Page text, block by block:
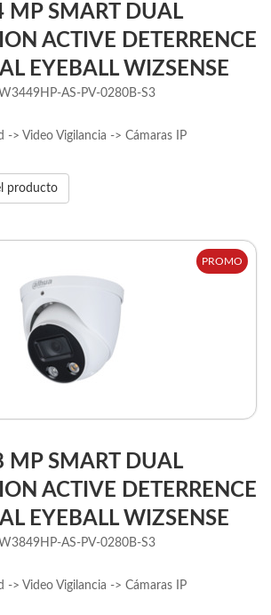
MP SMART DUAL
ACTIVE DETERRENCE
EYEBALL WIZSENSE
AS-PV-0280B-S3
-> Video Vigilancia -> Cámaras IP
producto
PROMO
MP SMART DUAL
ACTIVE DETERRENCE
EYEBALL WIZSENSE
AS-PV-0280B-S3
-> Video Vigilancia -> Cámaras IP